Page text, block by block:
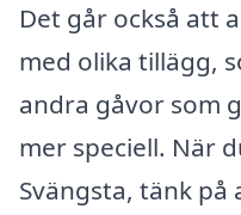
Det går också att
med olika tillägg,
andra gåvor som
mer speciell. När
Svängsta, tänk